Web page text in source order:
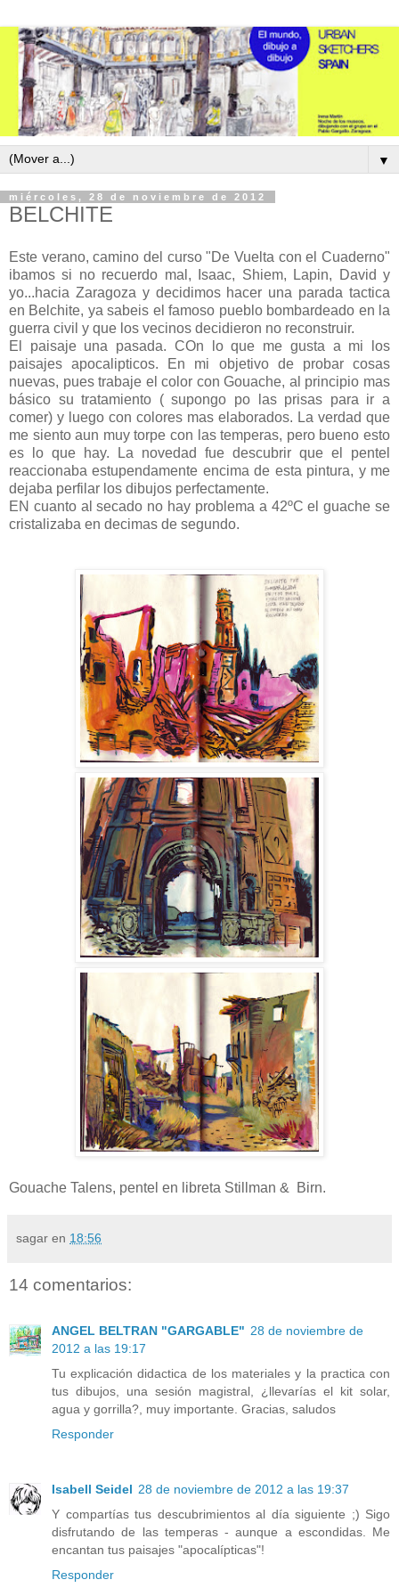
▼
miércoles, 28 de noviembre de 2012
BELCHITE
Este verano, camino del curso "De Vuelta con el Cuaderno"
ibamos si no recuerdo mal, Isaac, Shiem, Lapin, David y
yo...hacia Zaragoza y decidimos hacer una parada tactica
en Belchite, ya sabeis el famoso pueblo bombardeado en la
guerra civil y que los vecinos decidieron no reconstruir.
El paisaje una pasada. COn lo que me gusta a mi los
paisajes apocalipticos. En mi objetivo de probar cosas
nuevas, pues trabaje el color con Gouache, al principio mas
básico su tratamiento ( supongo po las prisas para ir a
comer) y luego con colores mas elaborados. La verdad que
me siento aun muy torpe con las temperas, pero bueno esto
es lo que hay. La novedad fue descubrir que el pentel
reaccionaba estupendamente encima de esta pintura, y me
dejaba perfilar los dibujos perfectamente.
EN cuanto al secado no hay problema a 42ºC el guache se
cristalizaba en decimas de segundo.
Gouache Talens, pentel en libreta Stillman & Birn.
sagar en 18:56
14 comentarios:
ANGEL BELTRAN "GARGABLE" 28 de noviembre de
2012 a las 19:17
Tu explicación didactica de los materiales y la practica con
tus dibujos, una sesión magistral, ¿llevarías el kit solar,
agua y gorrilla?, muy importante. Gracias, saludos
Responder
Isabell Seidel 28 de noviembre de 2012 a las 19:37
Y compartías tus descubrimientos al día siguiente ;) Sigo
disfrutando de las temperas - aunque a escondidas. Me
encantan tus paisajes "apocalípticas"!
Responder